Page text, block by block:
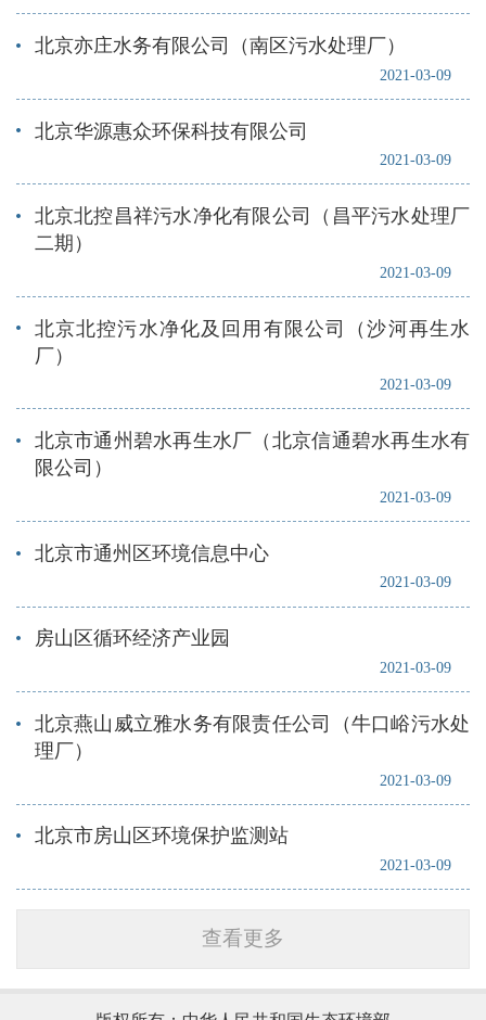
2021-03-09
北京亦庄水务有限公司（南区污水处理厂）
2021-03-09
北京华源惠众环保科技有限公司
2021-03-09
北京北控昌祥污水净化有限公司（昌平污水处理厂
二期）
2021-03-09
北京北控污水净化及回用有限公司（沙河再生水
厂）
2021-03-09
北京市通州碧水再生水厂（北京信通碧水再生水有
限公司）
2021-03-09
北京市通州区环境信息中心
2021-03-09
房山区循环经济产业园
2021-03-09
北京燕山威立雅水务有限责任公司（牛口峪污水处
理厂）
2021-03-09
北京市房山区环境保护监测站
查看更多